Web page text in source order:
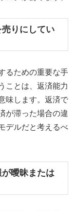
りにしてい
るための重要な手
ことは、返済能力
味します。返済で
が滞った場合の違
デルだと考えるべ
曖昧または